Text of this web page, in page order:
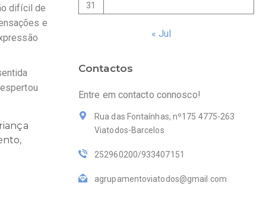
difícil de
e
31
« Jul
Contactos
Entre em contacto connosco!
Rua das Fontaínhas, nº175 4775-263
Viatodos-Barcelos
252960200/933407151
agrupamentoviatodos@gmail.com